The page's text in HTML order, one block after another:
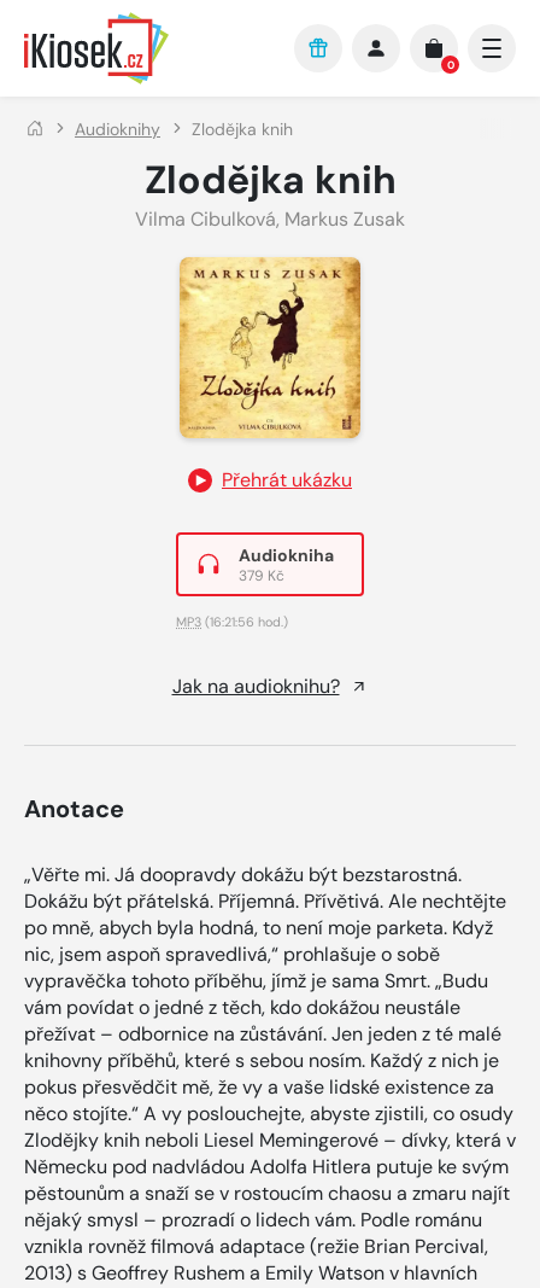
Přejít na hlavní obsah
0
Audioknihy Zlodějka knih
Zlodějka knih
Vilma Cibulková, Markus Zusak
Přehrát ukázku
Audiokniha
379 Kč
MP3 (16:21:56 hod.)
Jak na audioknihu?
Anotace
„Věřte mi. Já doopravdy dokážu být bezstarostná.
Dokážu být přátelská. Příjemná. Přívětivá. Ale nechtějte
po mně, abych byla hodná, to není moje parketa. Když
nic, jsem aspoň spravedlivá,“ prohlašuje o sobě
vypravěčka tohoto příběhu, jímž je sama Smrt. „Budu
vám povídat o jedné z těch, kdo dokážou neustále
přežívat – odbornice na zůstávání. Jen jeden z té malé
knihovny příběhů, které s sebou nosím. Každý z nich je
pokus přesvědčit mě, že vy a vaše lidské existence za
něco stojíte.“ A vy poslouchejte, abyste zjistili, co osudy
Zlodějky knih neboli Liesel Memingerové – dívky, která v
Německu pod nadvládou Adolfa Hitlera putuje ke svým
pěstounům a snaží se v rostoucím chaosu a zmaru najít
nějaký smysl – prozradí o lidech vám. Podle románu
vznikla rovněž filmová adaptace (režie Brian Percival,
2013) s Geoffrey Rushem a Emily Watson v hlavních